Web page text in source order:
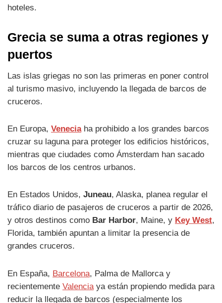
hoteles.
Grecia se suma a otras regiones y
puertos
Las islas griegas no son las primeras en poner control
al turismo masivo, incluyendo la llegada de barcos de
cruceros.
En Europa, Veneciaha prohibido a los grandes barcos
cruzar su laguna para proteger los edificios históricos,
mientras que ciudades como Ámsterdam han sacado
los barcos de los centros urbanos.
En Estados Unidos, Juneau, Alaska, planea regular el
tráfico diario de pasajeros de cruceros a partir de 2026,
y otros destinos como Bar Harbor, Maine, y Key West,
Florida, también apuntan a limitar la presencia de
grandes cruceros.
En España, Barcelona, Palma de Mallorca y
recientemente Valenciaya están propiendo medida para
reducir la llegada de barcos (especialmente los